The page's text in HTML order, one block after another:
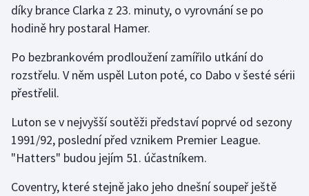
Házená
Jezdectví
Judo
Lezení
díky brance Clarka z 23. minuty, o vyrovnání se po
hodině hry postaral Hamer.
Po bezbrankovém prodloužení zamířilo utkání do
rozstřelu. V něm uspěl Luton poté, co Dabo v šesté sérii
přestřelil.
Luton se v nejvyšší soutěži představí poprvé od sezony
1991/92, poslední před vznikem Premier League.
"Hatters" budou jejím 51. účastníkem.
Coventry, které stejně jako jeho dnešní soupeř ještě